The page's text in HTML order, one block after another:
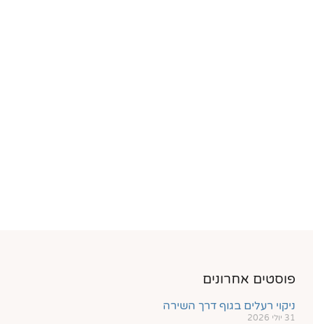
פוסטים אחרונים
ניקוי רעלים בגוף דרך השירה
31 יולי 2026